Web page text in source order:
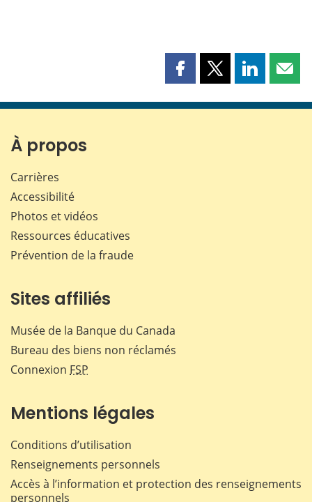
Partager
page
Partager
page
Partager
page page
À propos
Carrières
Accessibilité
Photos et vidéos
Ressources éducatives
Prévention de la fraude
Sites affiliés
Musée de la Banque du Canada
Bureau des biens non réclamés
Connexion FSP
Mentions légales
Conditions d’utilisation
Renseignements personnels
Accès à l’information et protection des renseignements
personnels